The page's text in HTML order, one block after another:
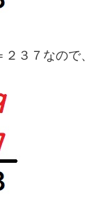
３７なので、